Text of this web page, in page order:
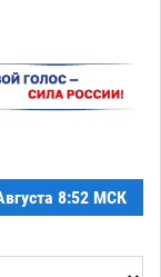
8:52 МСК